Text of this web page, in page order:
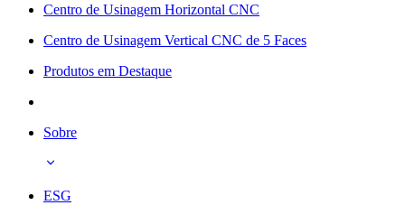
Centro de Usinagem Horizontal CNC
Centro de Usinagem Vertical CNC de 5 Faces
Produtos em Destaque
Sobre
ESG